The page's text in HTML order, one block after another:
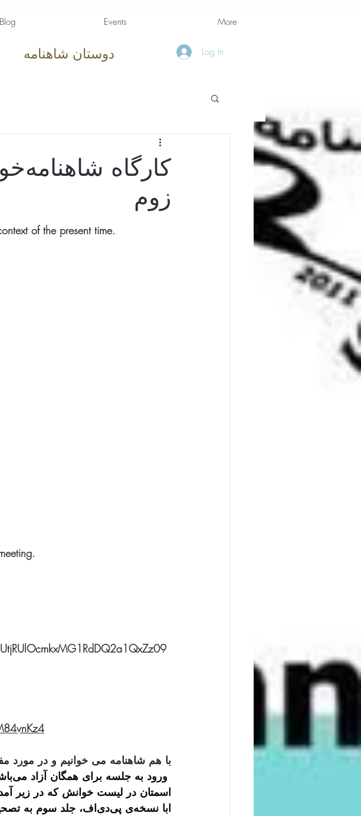
Blog Events More
دوستان شاهنامه Log In
ز‌وم
of the present time.
با هم شاهنامه می خوانیم و در
اسمتان در لیست خوانش که در زیر